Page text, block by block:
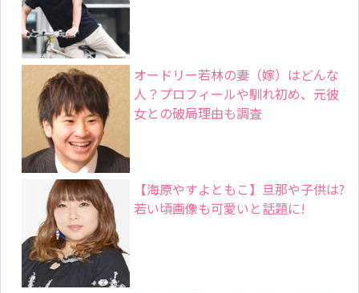
オードリー若林の妻（嫁）はどんな
人？プロフィールや馴れ初め、元彼
女との破局理由も調査
【海原やすよともこ】旦那や子供は?
若い頃画像も可愛いと話題に!